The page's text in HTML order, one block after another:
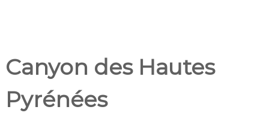
Canyon des Hautes
Pyrénées